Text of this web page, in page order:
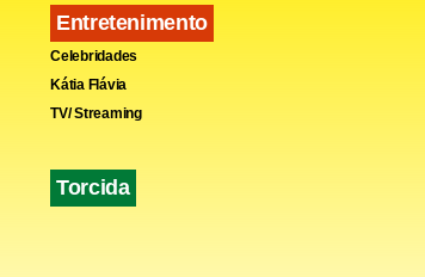
Entretenimento
Celebridades
Kátia Flávia
TV/ Streaming
Torcida